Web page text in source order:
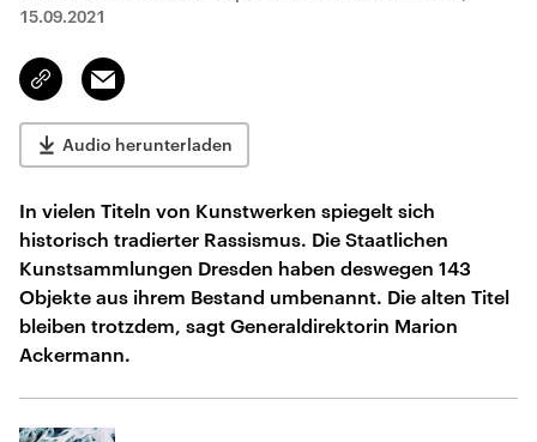
15.09.2021
Link
kopieren/teilen
Email
Audio herunterladen
In vielen Titeln von Kunstwerken spiegelt sich
historisch tradierter Rassismus. Die Staatlichen
Kunstsammlungen Dresden haben deswegen 143
Objekte aus ihrem Bestand umbenannt. Die alten Titel
bleiben trotzdem, sagt Generaldirektorin Marion
Ackermann.